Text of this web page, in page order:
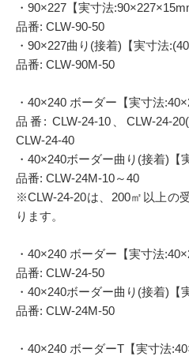
・90×227【実寸法
品番: CLW-90-50
・90×227曲り(接着)【実寸法
品番: CLW-90M-50
・40×240 ボーダー【実寸法
品番: CLW-24-10、CLW-24-
CLW-24-40
・40×240ボーダー曲り(接着)【
品番: CLW-24M-10～40
※CLW-24-20は、200㎡以上の
ります。
・40×240 ボーダー【実寸法
品番: CLW-24-50
・40×240ボーダー曲り(接着)【
品番: CLW-24M-50
・40×240 ボーダーT【実寸法